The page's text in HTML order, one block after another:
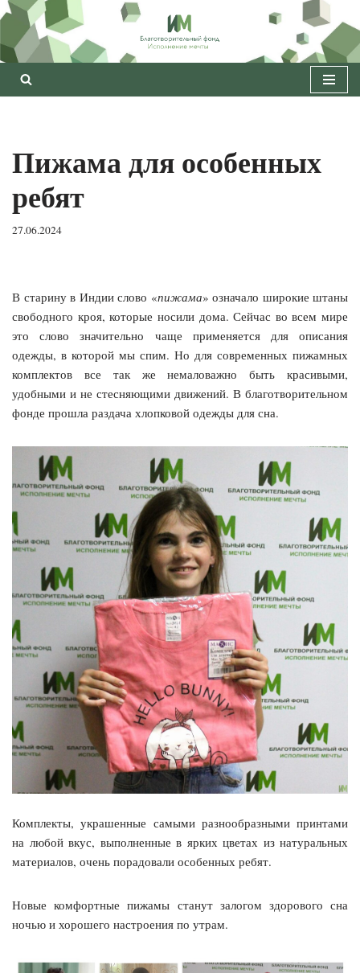
Перейти
к
содержимому
Пижама для особенных
ребят
27.06.2024
В старину в Индии слово «пижама» означало широкие штаны
свободного кроя, которые носили дома. Сейчас во всем мире
это слово значительно чаще применяется для описания
одежды, в которой мы спим. Но для современных пижамных
комплектов все так же немаловажно быть красивыми,
удобными и не стесняющими движений. В благотворительном
фонде прошла раздача хлопковой одежды для сна.
Комплекты, украшенные самыми разнообразными принтами
на любой вкус, выполненные в ярких цветах из натуральных
материалов, очень порадовали особенных ребят.
Новые комфортные пижамы станут залогом здорового сна
ночью и хорошего настроения по утрам.